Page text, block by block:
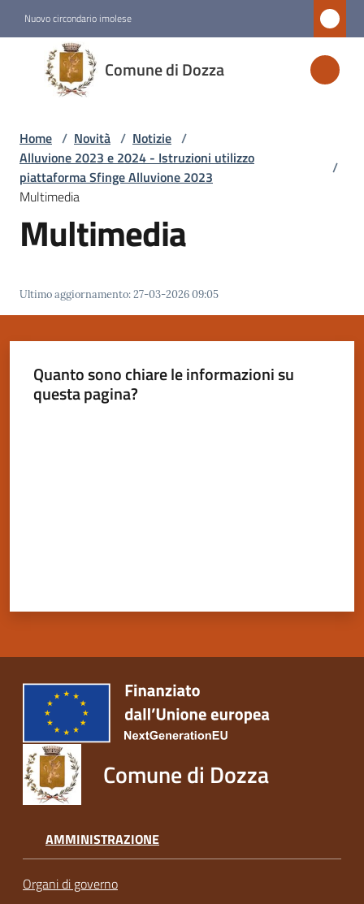
Nuovo circondario imolese
Comune di Dozza
Comune
di
Dozza
Amministrazione
Novità
Menu selezionato
Dozza
su
Home / Novità / Notizie /
Alluvione 2023 e 2024 - Istruzioni utilizzo
piattaforma Sfinge Alluvione 2023
/
Multimedia
Multimedia
Ultimo aggiornamento:27-03-2026 09:05
Quanto sono chiare le informazioni su
questa pagina?
Comune di Dozza
AMMINISTRAZIONE
Organi di governo